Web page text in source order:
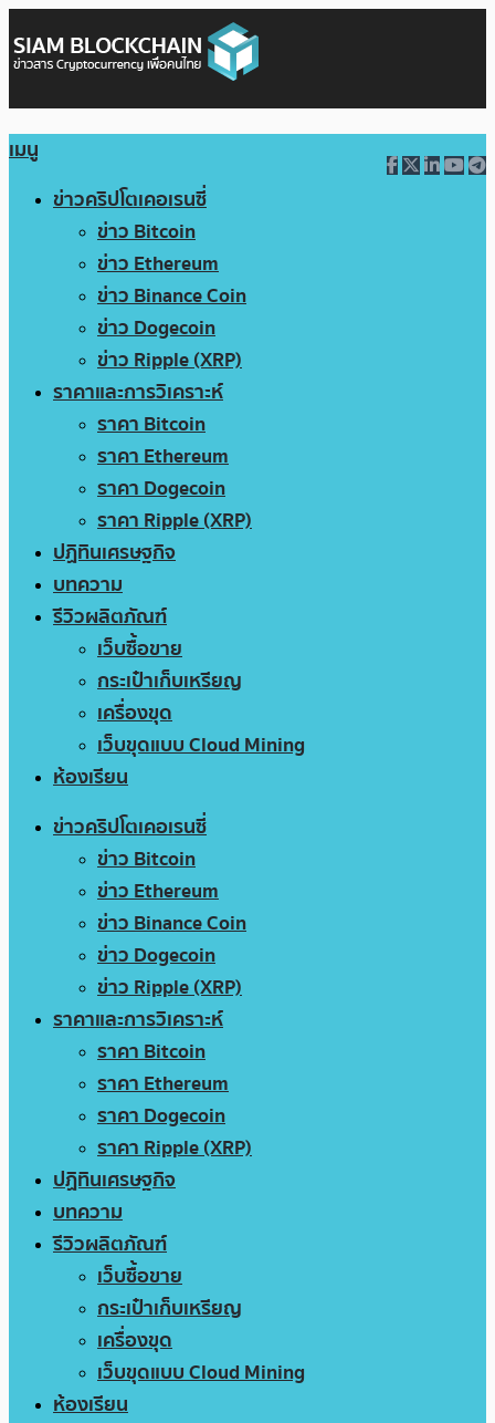
เมนู
ข่าวคริปโตเคอเรนซี่
ข่าว Bitcoin
ข่าว Ethereum
ข่าว Binance Coin
ข่าว Dogecoin
ข่าว Ripple (XRP)
ราคาและการวิเคราะห์
ราคา Bitcoin
ราคา Ethereum
ราคา Dogecoin
ราคา Ripple (XRP)
ปฏิทินเศรษฐกิจ
บทความ
รีวิวผลิตภัณฑ์
เว็บซื้อขาย
กระเป๋าเก็บเหรียญ
เครื่องขุด
เว็บขุดแบบ Cloud Mining
ห้องเรียน
ข่าวคริปโตเคอเรนซี่
ข่าว Bitcoin
ข่าว Ethereum
ข่าว Binance Coin
ข่าว Dogecoin
ข่าว Ripple (XRP)
ราคาและการวิเคราะห์
ราคา Bitcoin
ราคา Ethereum
ราคา Dogecoin
ราคา Ripple (XRP)
ปฏิทินเศรษฐกิจ
บทความ
รีวิวผลิตภัณฑ์
เว็บซื้อขาย
กระเป๋าเก็บเหรียญ
เครื่องขุด
เว็บขุดแบบ Cloud Mining
ห้องเรียน